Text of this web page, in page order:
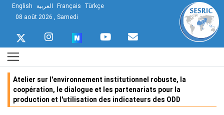
English العربية Français Türkçe
08 août 2026 , Samedi
Atelier sur l'environnement institutionnel robuste, la
coopération, le dialogue et les partenariats pour la
production et l'utilisation des indicateurs des ODD